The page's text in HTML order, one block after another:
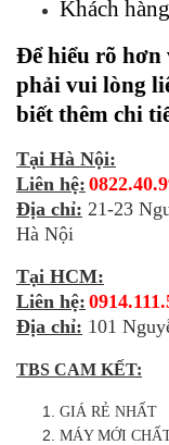
Khách
Để hiểu rõ hơn
phải vui lòng
biết thêm chi
Tại Hà Nội:
Liên hệ:
Địa chỉ: 21-23
Hà Nội
Tại HCM:
Liên hệ:
Địa chỉ: 101
TBS CAM KẾT:
GIÁ RẺ NHẤT
MÁY MỚI